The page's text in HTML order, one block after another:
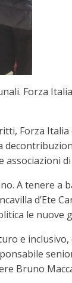
Forza
Forza Italia
di
A tenere a
d’Ete
le nuove
e inclusivo,
Bruno